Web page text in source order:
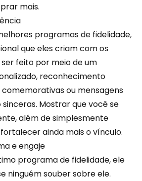
mais.
programas de fidelidade,
que eles criam com os
feito por meio de um
reconhecimento
ou mensagens
Mostrar que você se
além de simplesmente
ainda mais o vínculo.
e engaje
programa de fidelidade, ele
ninguém souber sobre ele.